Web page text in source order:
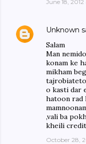
June 18,
Unknown
Salam
Man
konam ke
mikham
o kasti dar
hatoon rad
,vali ba
kheili
October 28,